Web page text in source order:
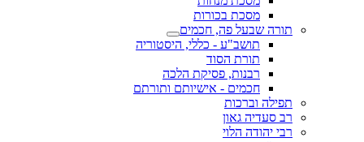
מסכת בכורות
תורה שבעל פה, חכמים
תושב"ע - כללי, היסטוריה
תורת הסוד
רבנות, פסיקת הלכה
חכמים - אישיותם ותורתם
תפילה וברכות
רב סעדיה גאון
רבי יהודה הלוי